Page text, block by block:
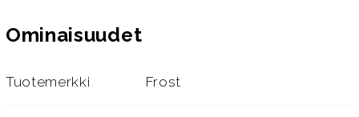
Ominaisuudet
Tuotemerkki Frost